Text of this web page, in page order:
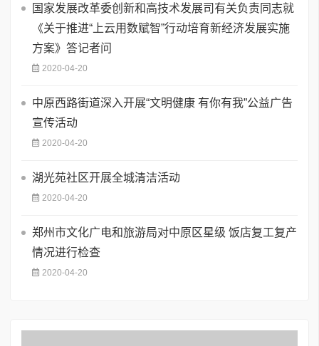
国家发展改革委创新和高技术发展司有关负责同志就
《关于推进“上云用数赋智”行动培育新经济发展实施
方案》答记者问
2020-04-20
中原西路街道深入开展“文明健康 有你有我”公益广告
宣传活动
2020-04-20
湖光苑社区开展全城清洁活动
2020-04-20
郑州市文化广电和旅游局对中原区星级 饭店复工复产
情况进行检查
2020-04-20